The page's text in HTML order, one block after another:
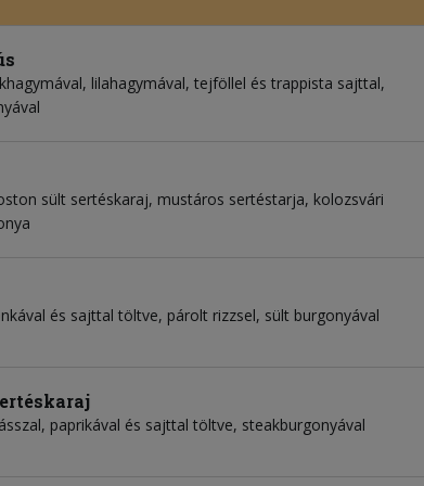
lilahagymával, tejföllel és trappista sajttal,
sült sertéskaraj, mustáros sertéstarja, kolozsvári
és sajttal töltve, párolt rizzsel, sült burgonyával
paprikával és sajttal töltve, steakburgonyával